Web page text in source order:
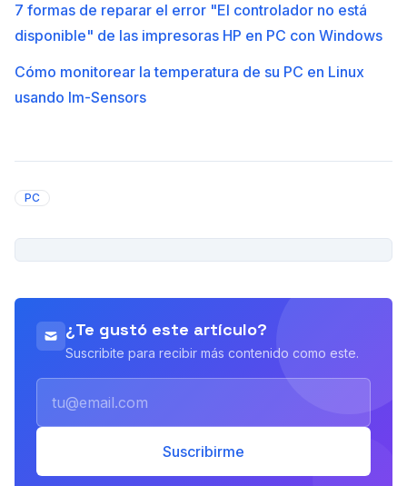
7 formas de reparar el error "El controlador no está
disponible" de las impresoras HP en PC con Windows
Cómo monitorear la temperatura de su PC en Linux
usando lm-Sensors
PC
¿Te gustó este artículo?
Suscribite para recibir más contenido como este.
Suscribirme